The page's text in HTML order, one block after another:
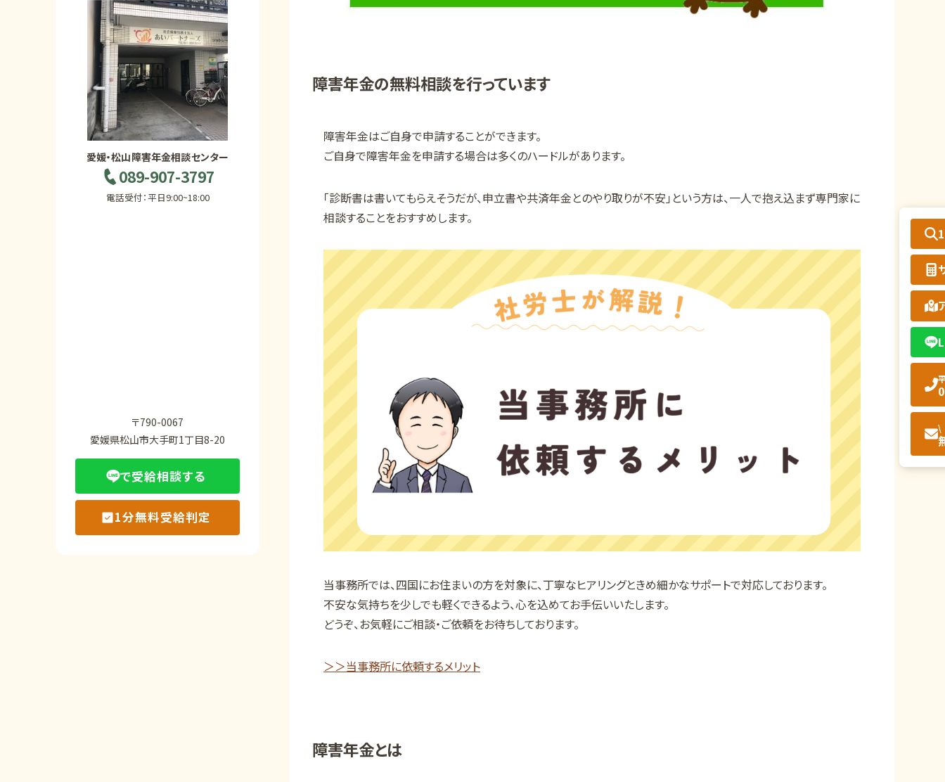
障害年金の無料相談を行っています
障害年金はご自身で申請することができます。
ご自身で障害年金を申請する場合は多くのハードルがあります。
「診断書は書いてもらえそうだが、申立書や共済年金とのやり取りが不安」という方は、一人で抱え込まず専門家に
相談することをおすすめします。
当事務所では、四国にお住まいの方を対象に、丁寧なヒアリングときめ細かなサポートで対応しております。
不安な気持ちを少しでも軽くできるよう、心を込めてお手伝いいたします。
どうぞ、お気軽にご相談・ご依頼をお待ちしております。
＞＞当事務所に依頼するメリット
障害年金とは
愛媛・松山障害年金相談センター
089-907-3797
電話受付：平日9:00~18:00
〒790-0067
愛媛県松山市大手町1丁目8-20
で受給相談する
1分無料受給判定
\